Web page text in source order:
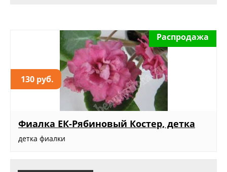
130 руб.
Распродажа
Фиалка ЕК-Рябиновый Костер, детка
детка фиалки